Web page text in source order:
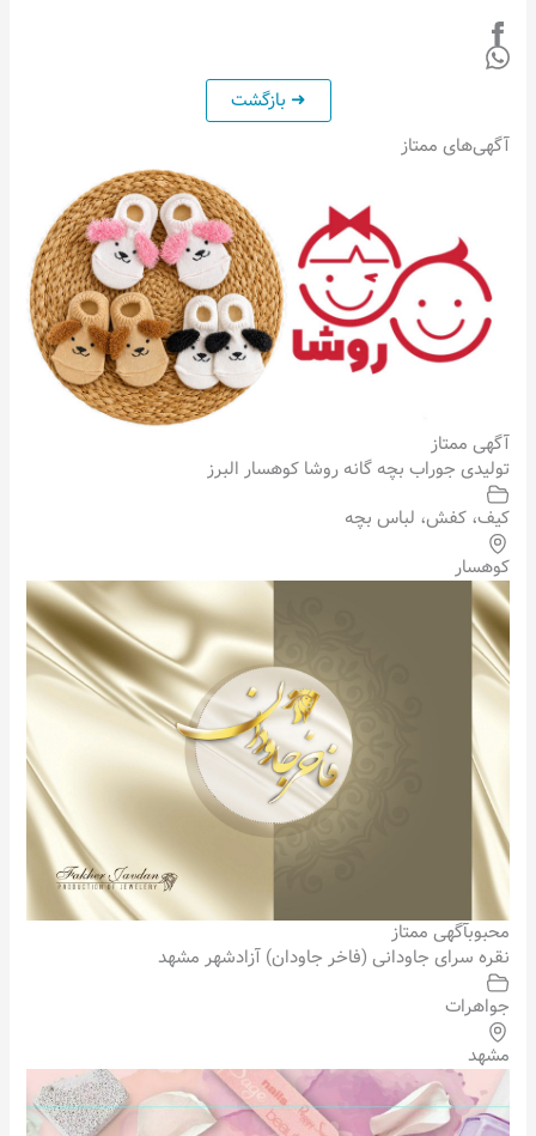
آگهی‌های ممتاز
آگهی ممتاز
تولیدی جوراب بچه گانه روشا کوهسار البرز
کیف، کفش، لباس بچه
کوهسار
محبوبآگهی ممتاز
نقره سرای جاودانی (فاخر جاودان) آزادشهر مشهد
جواهرات
مشهد